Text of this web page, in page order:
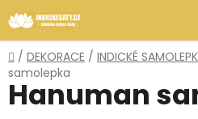
na
obsah
Domů
/ DEKORACE / INDICKÉ
samolepka
Hanuman